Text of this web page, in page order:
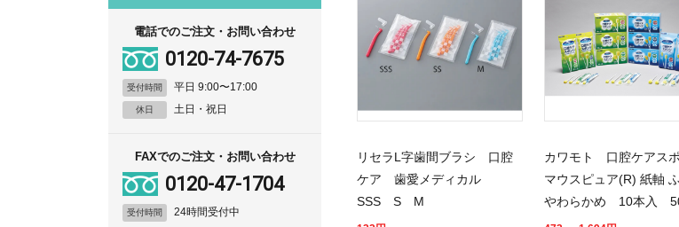
電話でのご注文・お問い合わせ
0120-74-7675
受付時間 平日 9:00〜17:00
休日 土日・祝日
FAXでのご注文・お問い合わせ
0120-47-1704
受付時間 24時間受付中
リセラL字歯間ブラシ 口腔
ケア 歯愛メディカル
SSS S M
カワモト 口腔ケアス
マウスピュア(R) 紙軸
やわらかめ 10本入